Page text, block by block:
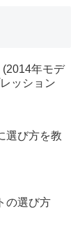
(2014年モデ
ッション
選び方を教
の選び方